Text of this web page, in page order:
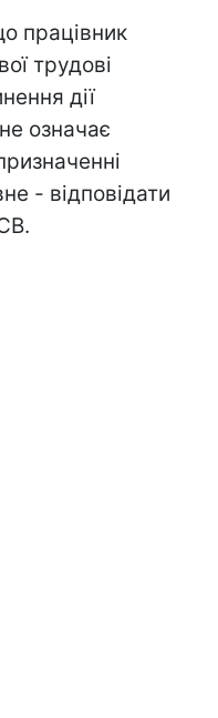
працівник
трудові
дії
означає
- відповідати